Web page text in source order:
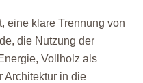
eine klare Trennung von
die Nutzung der
Vollholz als
Architektur in die